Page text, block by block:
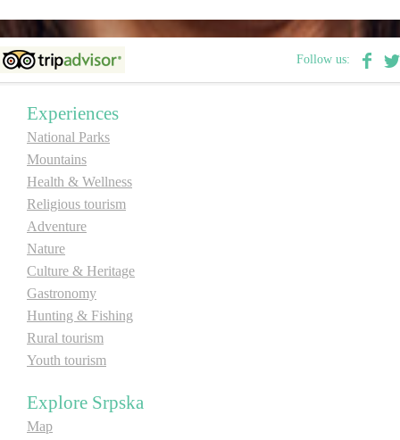
Follow us:
Experiences
National Parks
Mountains
Health & Wellness
Religious tourism
Adventure
Nature
Culture & Heritage
Gastronomy
Hunting & Fishing
Rural tourism
Youth tourism
Explore Srpska
Map